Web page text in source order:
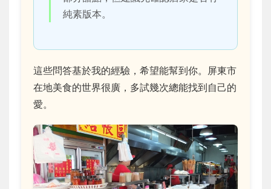
純素版本。
這些問答基於我的經驗，希望能幫到你。屏東市
在地美食的世界很廣，多試幾次總能找到自己的
愛。